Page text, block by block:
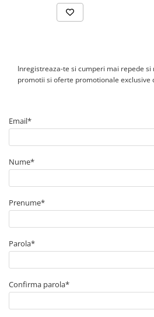
Inregistreaza-te si cumperi mai repede si
promotii si oferte promotionale
Email*
Nume*
Prenume*
Parola*
Confirma parola*